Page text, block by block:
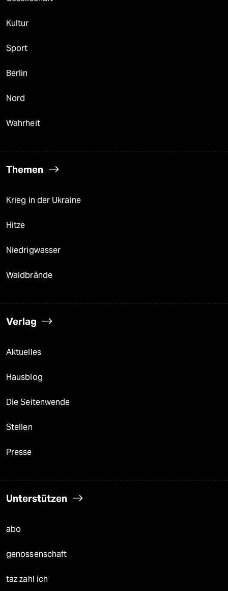
Kultur
Sport
Berlin
Nord
Wahrheit
Themen
Krieg in der Ukraine
Hitze
Niedrigwasser
Waldbrände
Verlag
Aktuelles
Hausblog
Die Seitenwende
Stellen
Presse
Unterstützen
abo
genossenschaft
taz zahl ich